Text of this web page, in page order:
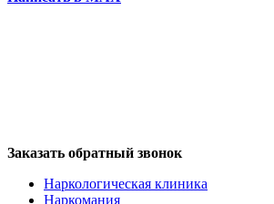
Заказать обратный звонок
Наркологическая клиника
Наркомания